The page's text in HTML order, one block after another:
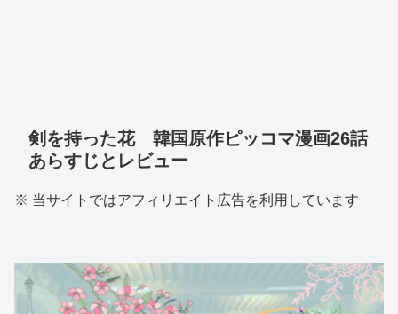
剣を持った花 韓国原作ピッコマ漫画26話
あらすじとレビュー
※ 当サイトではアフィリエイト広告を利用しています